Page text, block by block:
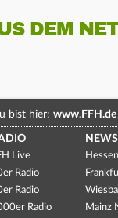
DEM
bist hier: www.FFH.de
Live
Radio
Radio
Radio
NEWS
Mainz